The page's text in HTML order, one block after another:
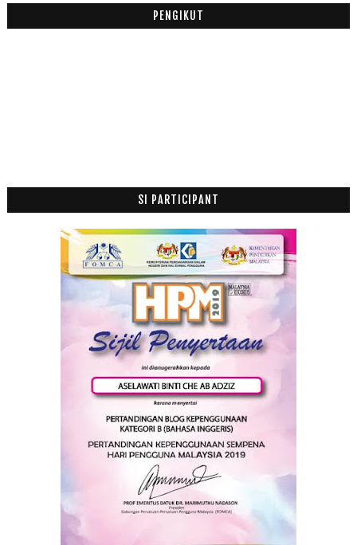
PENGIKUT
SI PARTICIPANT